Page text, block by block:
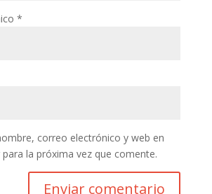
*
correo electrónico y web en
la próxima vez que comente.